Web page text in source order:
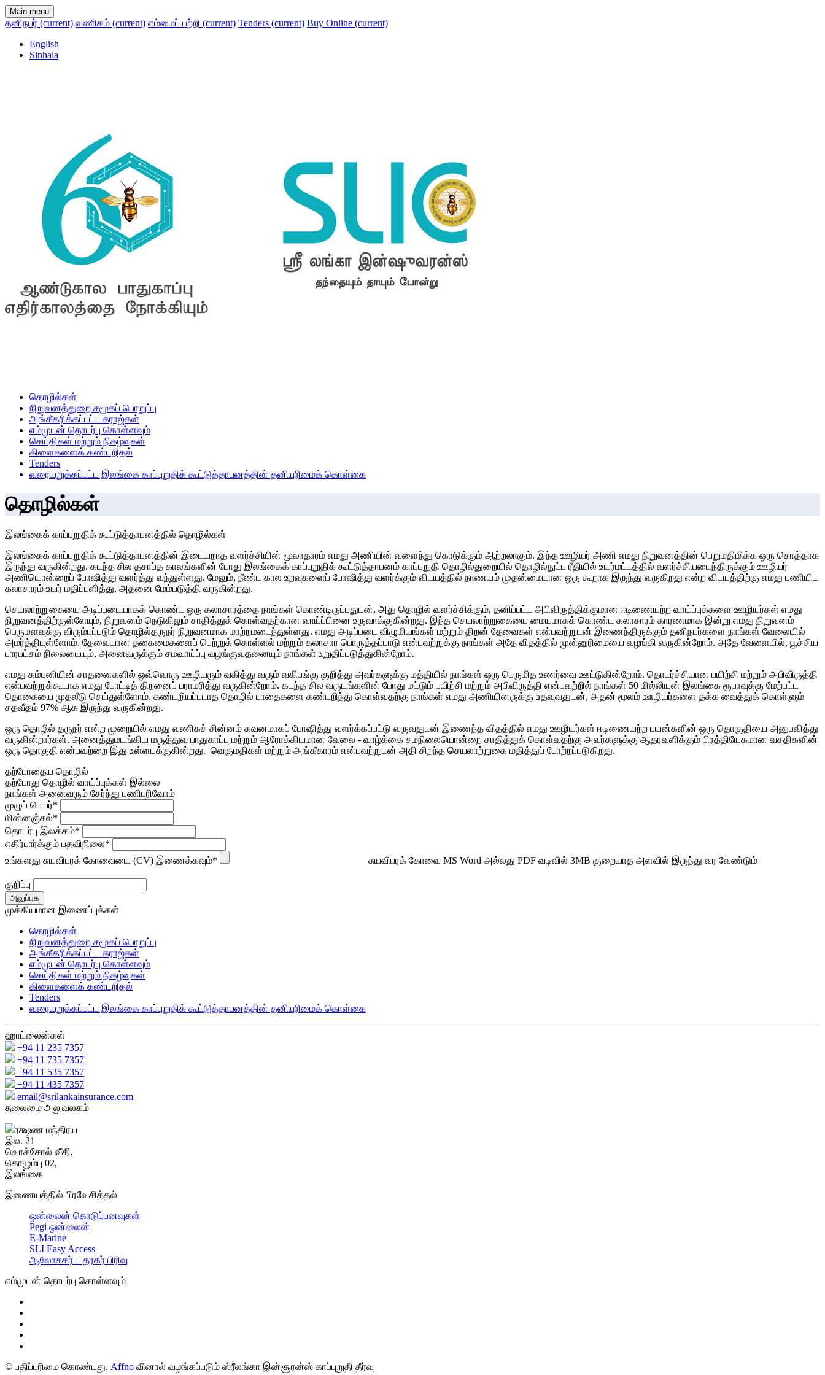
Main menu
தனிநபர் (current) வணிகம் (current) எம்மைப் பற்றி (current) Tenders (current) Buy Online (current)
English
Sinhala
தொழில்கள்
நிறுவனத்துறை சமூகப் பொறுப்பு
அங்கீகரிக்கப்பட்ட கராஜ்கள்
எம்முடன் தொடர்பு கொள்ளவும்
செய்திகள் மற்றும் நிகழ்வுகள்
கிளைகளைக் கண்டறிதல்
Tenders
வரையறுக்கப்பட்ட இலங்கை காப்புறுதிக் கூட்டுத்தாபனத்தின் தனியுரிமைக் கொள்கை
தொழில்கள்
இலங்கைக் காப்புறுதிக் கூட்டுத்தாபனத்தில் தொழில்கள்
இலங்கைக் காப்புறுதிக் கூட்டுத்தாபனத்தின் இடையறாத வளர்ச்சியின் மூலாதாரம் எமது அணியின் வளைந்து கொடுக்கும் ஆற்றலாகும். இந்த ஊழியர் அணி எமது நிறுவனத்தின் பெறுமதிமிக்க ஒரு சொத்தாக
இருந்து வருகின்றது. கடந்த சில தசாப்த காலங்களின் போது இலங்கைக் காப்புறுதிக் கூட்டுத்தாபனம் காப்புறுதி தொழில்துறையில் தொழில்நுட்ப ரீதியில் உயர்மட்டத்தில் வளர்ச்சியடைந்திருக்கும் ஊழியர்
அணியொன்றைப் போஷித்து வளர்த்து வந்துள்ளது. மேலும், நீண்ட கால உறவுகளைப் போஷித்து வளர்க்கும் விடயத்தில் நாணயம் முதன்மையான ஒரு கூறாக இருந்து வருகிறது என்ற விடயத்திற்கு எமது பணியிட
கலாசாரம் உயர் மதிப்பளித்து, அதனை மேம்படுத்தி வருகின்றது.
செயலாற்றுகையை அடிப்படையாகக் கொண்ட ஒரு கலாசாரத்தை நாங்கள் கொண்டிருப்பதுடன், அது தொழில் வளர்ச்சிக்கும், தனிப்பட்ட அபிவிருத்திக்குமான ஈடிணையற்ற வாய்ப்புக்களை ஊழியர்கள் எமது
நிறுவனத்திற்குள்ளேயும், நிறுவனம் நெடுகிலும் சாதித்துக் கொள்வதற்கான வாய்ப்பினை உருவாக்குகின்றது. இந்த செயலாற்றுகையை மையமாகக் கொண்ட கலாசாரம் காரணமாக இன்று எமது நிறுவனம்
பெருமளவுக்கு விரும்பப்படும் தொழில்தருநர் நிறுவனமாக மாற்றமடைந்துள்ளது. எமது அடிப்படை விழுமியங்கள் மற்றும் திறன் தேவைகள் என்பவற்றுடன் இணைந்திருக்கும் தனிநபர்களை நாங்கள் வேலையில்
அமர்த்தியுள்ளோம். தேவையான தகைமைகளைப் பெற்றுக் கொள்ளல் மற்றும் கலாசார பொருத்தப்பாடு என்பவற்றுக்கு நாங்கள் அதே விதத்தில் முன்னுரிமையை வழங்கி வருகின்றோம். அதே வேளையில், பூச்சிய
பாரபட்சம் நிலையையும், அனைவருக்கும் சமவாய்ப்பு வழங்குவதனையும் நாங்கள் உறுதிப்படுத்துகின்றோம்.
எமது கம்பனியின் சாதனைகளில் ஒவ்வொரு ஊழியரும் வகித்து வரும் வகிபங்கு குறித்து அவர்களுக்கு மத்தியில் நாங்கள் ஒரு பெருமித உணர்வை ஊட்டுகின்றோம். தொடர்ச்சியான பயிற்சி மற்றும் அபிவிருத்தி
என்பவற்றுக்கூடாக எமது போட்டித் திறனைப் பராமரித்து வருகின்றோம். கடந்த சில வருடங்களின் போது மட்டும் பயிற்சி மற்றும் அபிவிருத்தி என்பவற்றில் நாங்கள் 50 மில்லியன் இலங்கை ரூபாவுக்கு மேற்பட்ட
தொகையை முதலீடு செய்துள்ளோம். கண்டறியப்படாத தொழில் பாதைகளை கண்டறிந்து கொள்வதற்கு நாங்கள் எமது அணியினருக்கு உதவுவதுடன், அதன் மூலம் ஊழியர்களை தக்க வைத்துக் கொள்ளும்
சதவீதம் 97% ஆக இருந்து வருகின்றது.
ஒரு தொழில் தருநர் என்ற முறையில் எமது வணிகச் சின்னம் கவனமாகப் போஷித்து வளர்க்கப்பட்டு வருவதுடன் இணைந்த விதத்தில் எமது ஊழியர்கள் ஈடிணையற்ற பயன்களின் ஒரு தொகுதியை அனுபவித்து
வருகின்றார்கள். அனைத்துமடங்கிய மருத்துவ பாதுகாப்பு மற்றும் ஆரோக்கியமான வேலை - வாழ்க்கை சமநிலையொன்றை சாதித்துக் கொள்வதற்கு அவர்களுக்கு ஆதரவளிக்கும் பிரத்தியேகமான வசதிகளின்
ஒரு தொகுதி என்பவற்றை இது உள்ளடக்குகின்றது. வெகுமதிகள் மற்றும் அங்கீகாரம் என்பவற்றுடன் அதி சிறந்த செயலாற்றுகை மதித்துப் போற்றப்படுகிறது.
தற்போதைய தொழில்
தற்போது தொழில் வாய்ப்புக்கள் இல்லை
நாங்கள் அனைவரும் சேர்ந்து பணிபுரிவோம்
முழுப் பெயர்*
மின்னஞ்சல்*
தொடர்பு இலக்கம்*
எதிர்பார்க்கும் பதவிநிலை*
உங்களது சுயவிபரக் கோவையை (CV) இணைக்கவும்*
சுயவிபரக் கோவை MS Word அல்லது PDF வடிவில் 3MB குறையாத அளவில் இருந்து வர வேண்டும்
குறிப்பு
அனுப்புக
முக்கியமான இணைப்புக்கள்
தொழில்கள்
நிறுவனத்துறை சமூகப் பொறுப்பு
அங்கீகரிக்கப்பட்ட கராஜ்கள்
எம்முடன் தொடர்பு கொள்ளவும்
செய்திகள் மற்றும் நிகழ்வுகள்
கிளைகளைக் கண்டறிதல்
Tenders
வரையறுக்கப்பட்ட இலங்கை காப்புறுதிக் கூட்டுத்தாபனத்தின் தனியுரிமைக் கொள்கை
ஹாட்லைன்கள்
+94 11 235 7357
+94 11 735 7357
+94 11 535 7357
+94 11 435 7357
email@srilankainsurance.com
தலைமை அலுவலகம்
ரக்ஷண மந்திரய
இல. 21
வொக்சோல் வீதி,
கொழும்பு 02,
இலங்கை
இணையத்தில் பிரவேசித்தல்
ஒன்லைன் கொடுப்பனவுகள்
Pegi ஒன்லைன்
E-Marine
SLI Easy Access
ஆலோசகர் – தரகர் பிரிவு
எம்முடன் தொடர்பு கொள்ளவும்
© பதிப்புரிமை கொண்டது. Affno வினால் வழங்கப்படும் ஸ்ரீலங்கா இன்சூரன்ஸ் காப்புறுதி தீர்வு